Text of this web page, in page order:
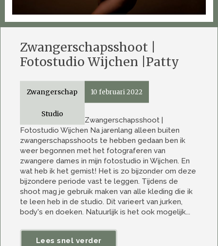
Zwangerschapsshoot |
Fotostudio Wijchen |Patty
10 februari 2022
Zwangerschap
Studio
Zwangerschapsshoot |
Fotostudio Wijchen Na jarenlang alleen buiten
zwangerschapsshoots te hebben gedaan ben ik
weer begonnen met het fotograferen van
zwangere dames in mijn fotostudio in Wijchen. En
wat heb ik het gemist! Het is zo bijzonder om deze
bijzondere periode vast te leggen. Tijdens de
shoot mag je gebruik maken van alle kleding die ik
te leen heb in de studio. Dit varieert van jurken,
body's en doeken. Natuurlijk is het ook mogelijk...
Lees snel verder